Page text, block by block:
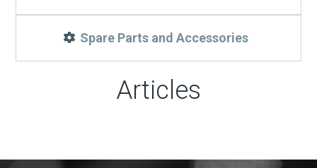
Spare Parts and Accessories
Articles